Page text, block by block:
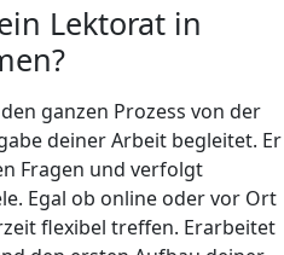
Lektorat in
ganzen Prozess von der
deiner Arbeit begleitet. Er
Fragen und verfolgt
Egal ob online oder vor Ort
flexibel treffen. Erarbeitet